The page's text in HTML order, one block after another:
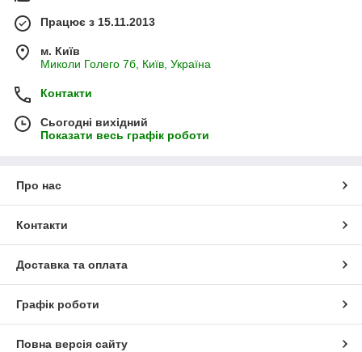
Працює з 15.11.2013
м. Київ
Миколи Голего 7б, Київ, Україна
Контакти
Сьогодні вихідний
Показати весь графік роботи
Про нас
Контакти
Доставка та оплата
Графік роботи
Повна версія сайту